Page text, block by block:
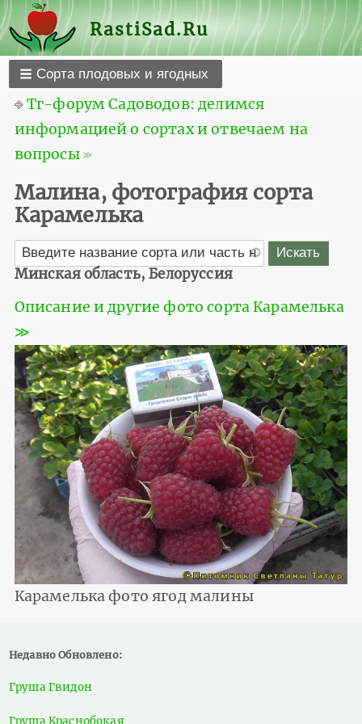
RastiSad.Ru
Сорта плодовых и ягодных
⎆Тг-форум Садоводов: делимся
информацией о сортах и отвечаем на
вопросы ≫
Малина, фотография сорта
Карамелька
Минская область, Белоруссия
Описание и другие фото сорта Карамелька
≫
Карамелька фото ягод малины
Недавно Обновлено:
Груша Гвидон
Груша Краснобокая